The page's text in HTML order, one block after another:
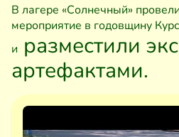
В лагере «Солнечный»
мероприятие в годовщину
и разместили
артефактами.